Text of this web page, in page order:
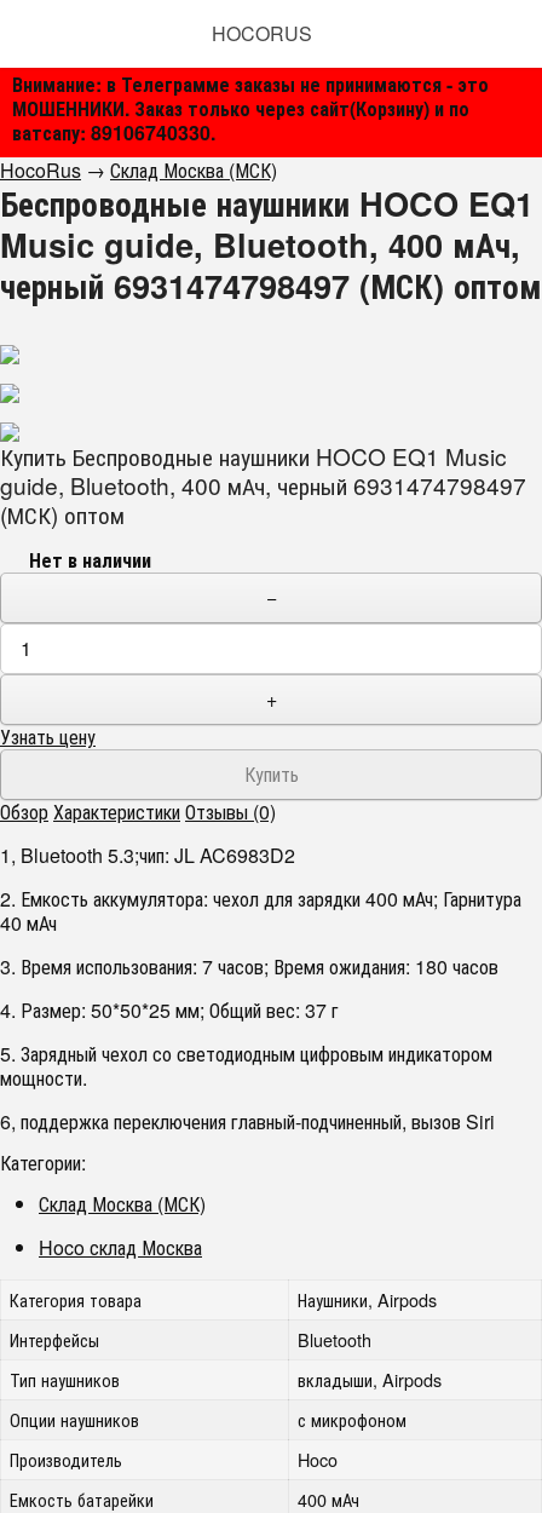
Внимание: в Телеграмме заказы не принимаются - это
МОШЕННИКИ. Заказ только через сайт(Корзину) и по
ватсапу: 89106740330.
HOCORUS
HocoRus → Склад Москва (МСК)
Беспроводные наушники HOCO EQ1
Music guide, Bluetooth, 400 мАч,
черный 6931474798497 (МСК) оптом
Купить Беспроводные наушники HOCO EQ1 Music
guide, Bluetooth, 400 мАч, черный 6931474798497
(МСК) оптом
Нет в наличии
−
+
Узнать цену
ОбзорХарактеристикиОтзывы (0)
1, Bluetooth 5.3;чип: JL AC6983D2
2. Емкость аккумулятора: чехол для зарядки 400 мАч; Гарнитура
40 мАч
3. Время использования: 7 часов; Время ожидания: 180 часов
4. Размер: 50*50*25 мм; Общий вес: 37 г
5. Зарядный чехол со светодиодным цифровым индикатором
мощности.
6, поддержка переключения главный-подчиненный, вызов Siri
Категории:
Склад Москва (МСК)
Hoco склад Москва
Категория товара
Наушники, Airpods
Интерфейсы
Bluetooth
Тип наушников
вкладыши, Airpods
Опции наушников
с микрофоном
Производитель
Hoco
Емкость батарейки
400 мАч